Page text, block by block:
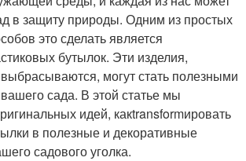
в защиту природы. Одним из простых
это сделать является
бутылок. Эти изделия,
могут стать полезными
сада. В этой статье мы
идей, какtransformировать
в полезные и декоративные
садового уголка.